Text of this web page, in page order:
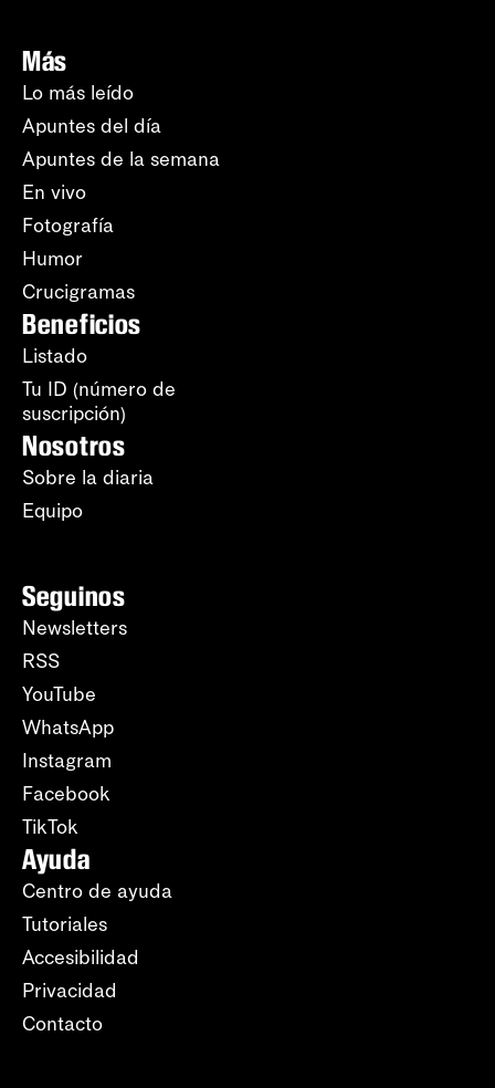
Más
Lo más leído
Apuntes del día
Apuntes de la semana
En vivo
Fotografía
Humor
Crucigramas
Beneficios
Listado
Tu ID (número de
suscripción)
Nosotros
Sobre la diaria
Equipo
Seguinos
Newsletters
RSS
YouTube
WhatsApp
Instagram
Facebook
TikTok
Ayuda
Centro de ayuda
Tutoriales
Accesibilidad
Privacidad
Contacto